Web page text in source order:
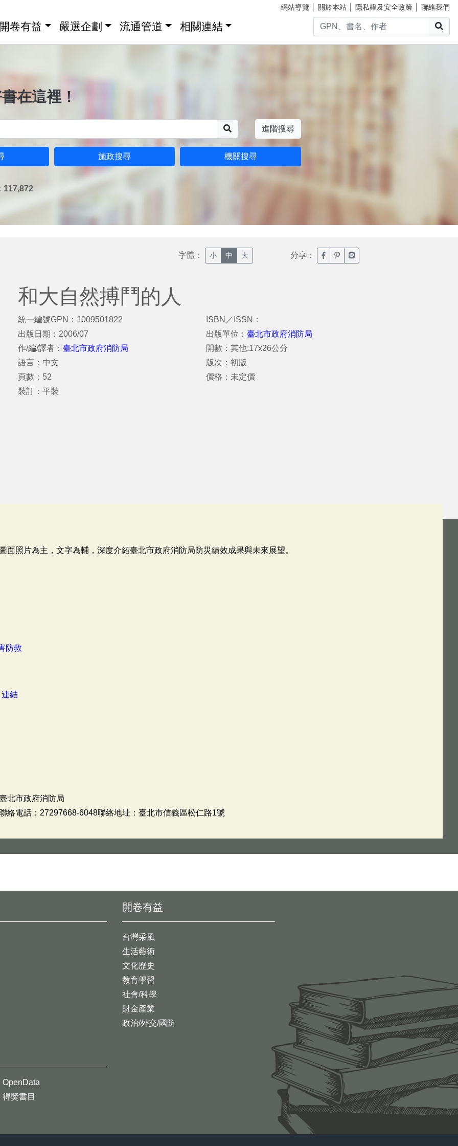
網站導覽 關於本站 隱私權及安全政策 聯絡我們
卷有益 嚴選企劃 流通管道 相關連結
在這裡！
進階搜尋
施政搜尋 機關搜尋
117,872
字體： 小 中 大 分享： 臉書分享(另開新視窗)
噗浪分享(另開新視窗)
Line分享(另開新視窗)
和大自然搏鬥的人
統一編號GPN：1009501822
出版日期：2006/07
作/編/譯者： 臺北市政府消防局
語言：中文
頁數：52
裝訂：平裝
ISBN／ISSN：
出版單位：臺北市政府消防局
開數：其他:17x26公分
版次：初版
價格：未定價
面照片為主，文字為輔，深度介紹臺北市政府消防局防災績效成果與未來展望。
防救
連結
北市政府消防局
絡電話：27297668-6048聯絡地址：臺北市信義區松仁路1號
開卷有益
台灣采風
生活藝術
文化歷史
教育學習
社會/科學
財金產業
政治/外交/國防
OpenData
得獎書目